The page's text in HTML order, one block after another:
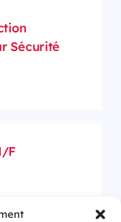
Sécurité
F